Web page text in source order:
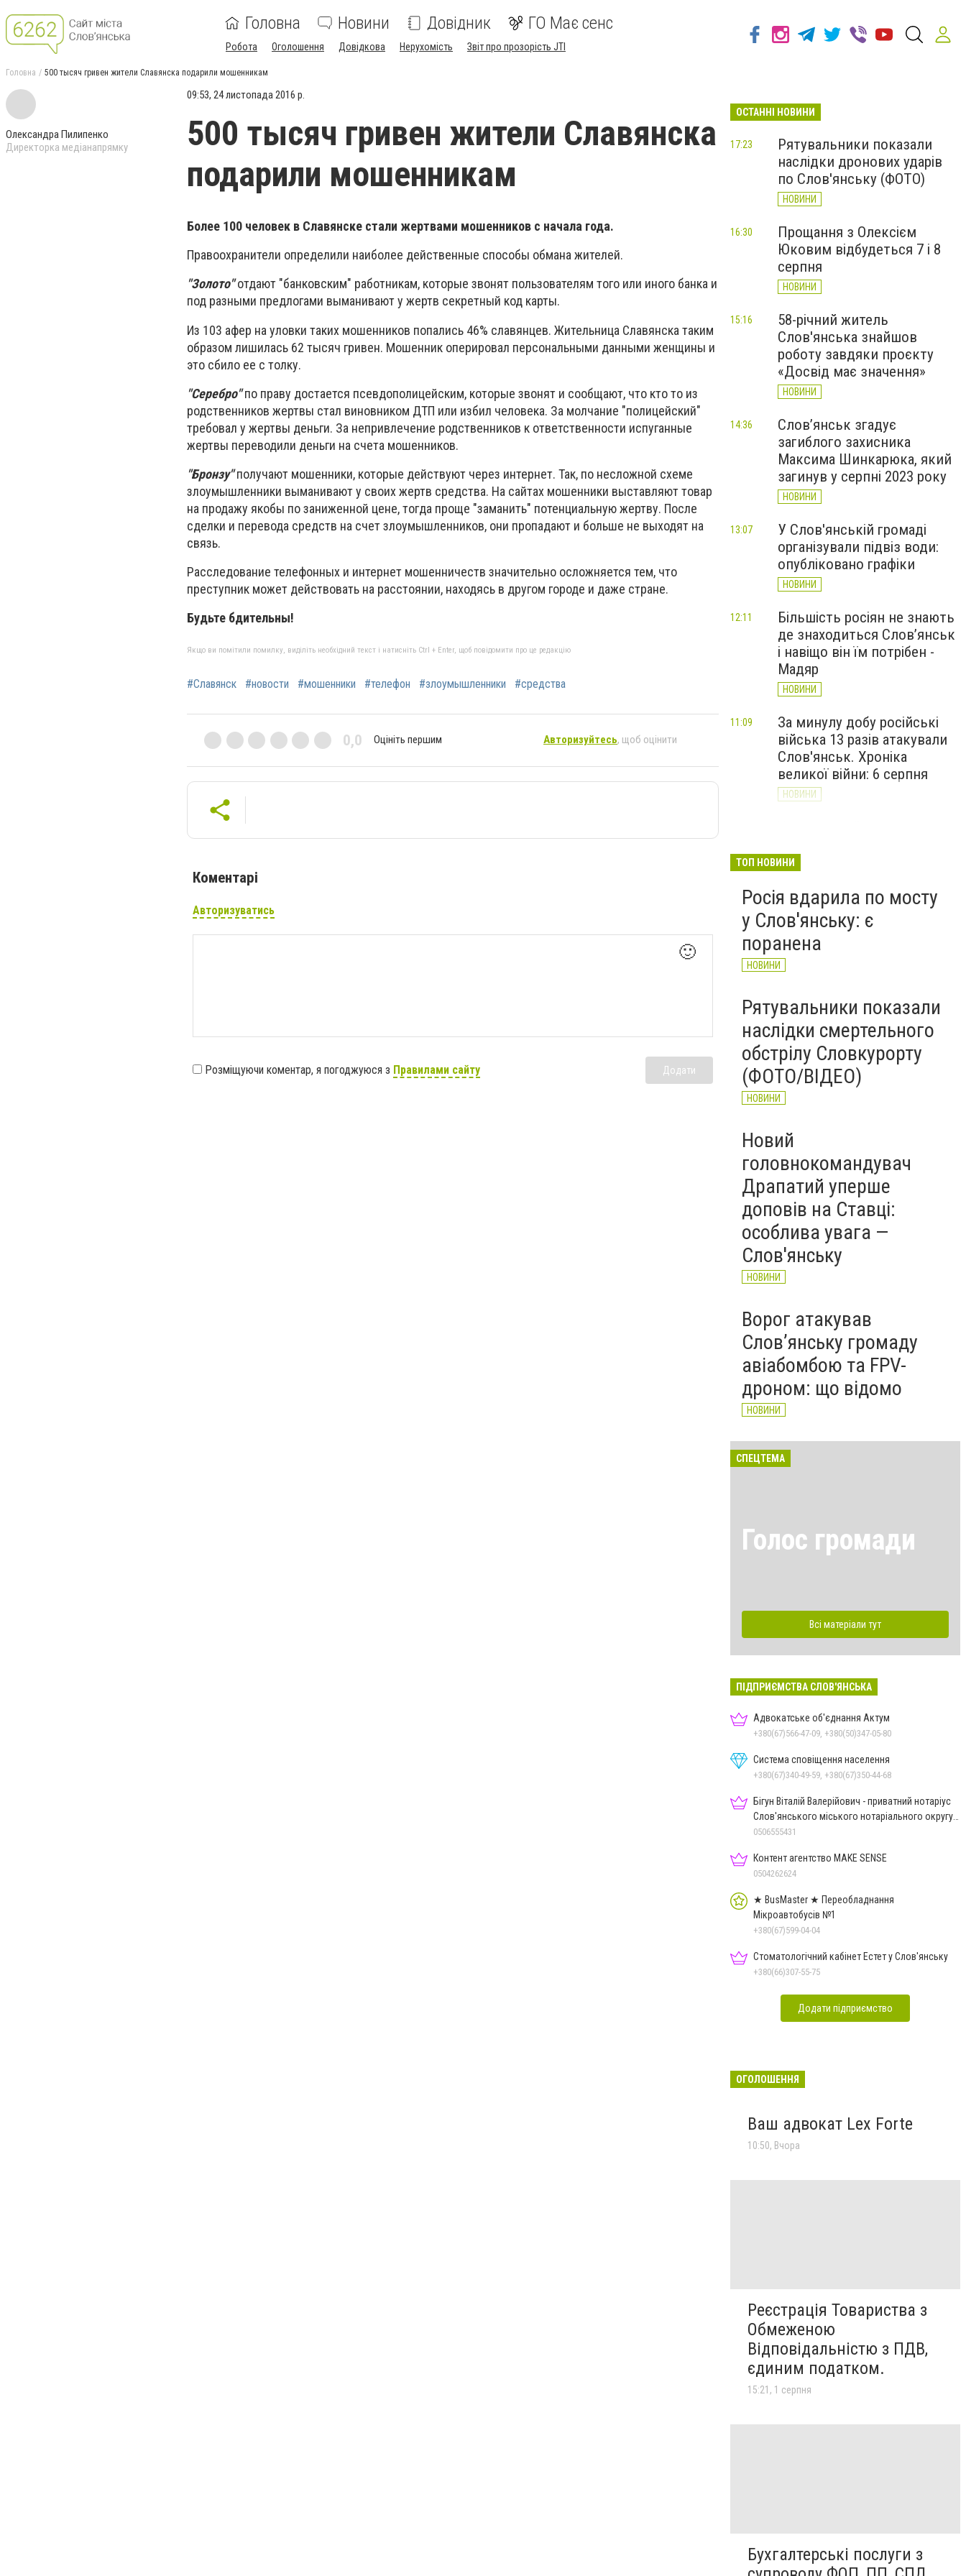
Головна Новини Довідник ГО Має сенс
Робота Оголошення Довідкова Нерухомість Звіт про прозорість JTI
Головна 500 тысяч гривен жители Славянска подарили мошенникам
Олександра Пилипенко
Директорка медіанапрямку
09:53, 24 листопада 2016 р.
500 тысяч гривен жители Славянска
подарили мошенникам
Более 100 человек в Славянске стали жертвами мошенников с начала года.
Правоохранители определили наиболее действенные способы обмана жителей.
"Золото"отдают "банковским" работникам, которые звонят пользователям того или иного банка и
под разными предлогами выманивают у жертв секретный код карты.
Из 103 афер на уловки таких мошенников попались 46% славянцев. Жительница Славянска таким
образом лишилась 62 тысяч гривен. Мошенник оперировал персональными данными женщины и
это сбило ее с толку.
"Серебро"по праву достается псевдополицейским, которые звонят и сообщают, что кто то из
родственников жертвы стал виновником ДТП или избил человека. За молчание "полицейский"
требовал у жертвы деньги. За непривлечение родственников к ответственности испуганные
жертвы переводили деньги на счета мошенников.
"Бронзу"получают мошенники, которые действуют через интернет. Так, по несложной схеме
злоумышленники выманивают у своих жертв средства. На сайтах мошенники выставляют товар
на продажу якобы по заниженной цене, тогда проще "заманить" потенциальную жертву. После
сделки и перевода средств на счет злоумышленников, они пропадают и больше не выходят на
связь.
Расследование телефонных и интернет мошенничеств значительно осложняется тем, что
преступник может действовать на расстоянии, находясь в другом городе и даже стране.
Будьте бдительны!
Якщо ви помітили помилку, виділіть необхідний текст і натисніть Ctrl + Enter, щоб повідомити про це редакцію
#Славянск #новости #мошенники #телефон #злоумышленники #средства
0,0 Оцініть першим Авторизуйтесь, щоб оцінити
Коментарі
Авторизуватись
🙂
Розміщуючи коментар, я погоджуюся з Правилами сайту Додати
ОСТАННІ НОВИНИ
Рятувальники показали
наслідки дронових ударів
по Слов'янську (ФОТО)
НОВИНИ
17:23
Прощання з Олексієм
Юковим відбудеться 7 і 8
серпня
НОВИНИ
16:30
58-річний житель
Слов'янська знайшов
роботу завдяки проєкту
«Досвід має значення»
НОВИНИ
15:16
Слов’янськ згадує
загиблого захисника
Максима Шинкарюка, який
загинув у серпні 2023 року
НОВИНИ
14:36
У Слов'янській громаді
організували підвіз води:
опубліковано графіки
НОВИНИ
13:07
Більшість росіян не знають
де знаходиться Слов’янськ
і навіщо він їм потрібен -
Мадяр
НОВИНИ
12:11
За минулу добу російські
війська 13 разів атакували
Слов'янськ. Хроніка
великої війни: 6 серпня
НОВИНИ
11:09
Донецькоблгаз припиняє
районів
НОВИНИ
ТОП НОВИНИ
Росія вдарила по мосту
у Слов'янську: є
поранена
НОВИНИ
Рятувальники показали
наслідки смертельного
обстрілу Словкурорту
(ФОТО/ВІДЕО)
НОВИНИ
Новий
головнокомандувач
Драпатий уперше
доповів на Ставці:
особлива увага —
Слов'янську
НОВИНИ
Ворог атакував
Слов’янську громаду
авіабомбою та FPV-
дроном: що відомо
НОВИНИ
СПЕЦТЕМА
Голос громади
Всі матеріали тут
ПІДПРИЄМСТВА СЛОВ'ЯНСЬКА
Адвокатське об'єднання Актум
+380(67)566-47-09, +380(50)347-05-80
Система сповіщення населення
+380(67)340-49-59, +380(67)350-44-68
Бігун Віталій Валерійович - приватний нотаріус
Слов'янського міського нотаріального округу
Дон.обл.
0506555431
Контент агентство MAKE SENSE
0504262624
★ BusMaster ★ Переобладнання
Мікроавтобусів №1
+380(67)599-04-04
Стоматологічний кабінет Естет у Слов'янську
+380(66)307-55-75
Додати підприємство
ОГОЛОШЕННЯ
Ваш адвокат Lex Forte
10:50, Вчора
Реєстрація Товариства з
Обмеженою
Відповідальністю з ПДВ,
єдиним податком.
15:21, 1 серпня
Бухгалтерські послуги з